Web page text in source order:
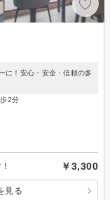
に！安心・安全・信頼の多
2分
￥3,300
見る